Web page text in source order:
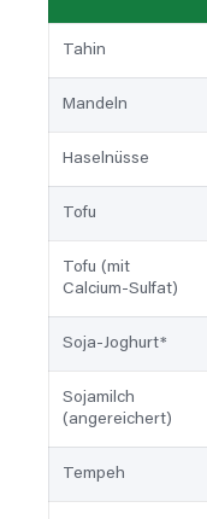
Tahin
Mandeln
Haselnüsse
Tofu
Tofu (mit
Calcium-Sulfat)
Soja-Joghurt*
Sojamilch
(angereichert)
Tempeh